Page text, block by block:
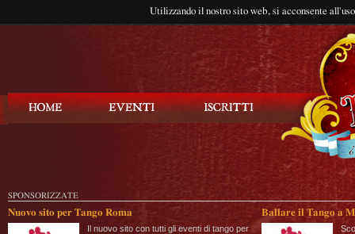
Utilizzando il nostro sito web, si acconsente
SPONSORIZZATE
Nuovo sito per Tango Roma
Il nuovo sito con tutti gli eventi di tango per
Ballare il Tango a